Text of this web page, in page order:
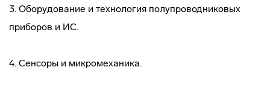
3. Оборудование и технология полупроводниковых
приборов и ИС.
4. Сенсоры и микромеханика.